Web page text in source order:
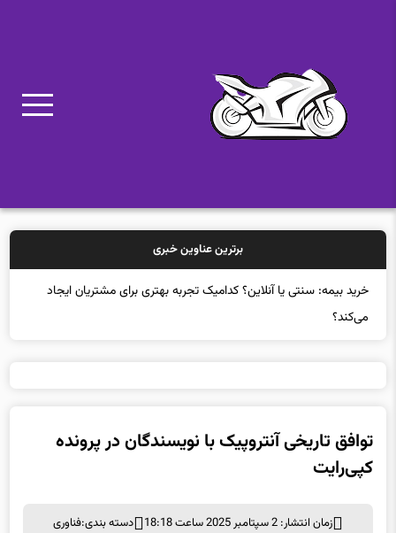
برترین عناوین خبری
خرید بیمه: سنتی یا آنلاین؟ کدامیک تجربه بهتری برای مشتریان ایجاد
می‌کند؟
توافق تاریخی آنتروپیک با نویسندگان در پرونده
کپی‌رایت
زمان انتشار: 2 سپتامبر 2025 ساعت 18:18 دسته بندی:فناوری